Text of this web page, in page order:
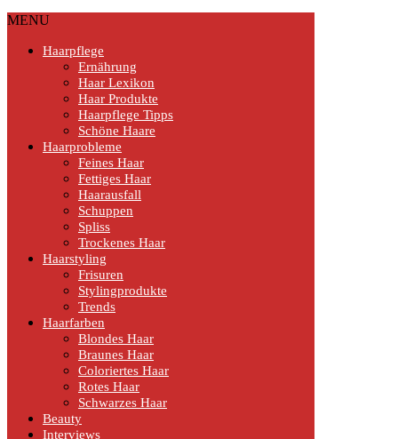
MENU
Haarpflege
Ernährung
Haar Lexikon
Haar Produkte
Haarpflege Tipps
Schöne Haare
Haarprobleme
Feines Haar
Fettiges Haar
Haarausfall
Schuppen
Spliss
Trockenes Haar
Haarstyling
Frisuren
Stylingprodukte
Trends
Haarfarben
Blondes Haar
Braunes Haar
Coloriertes Haar
Rotes Haar
Schwarzes Haar
Beauty
Interviews